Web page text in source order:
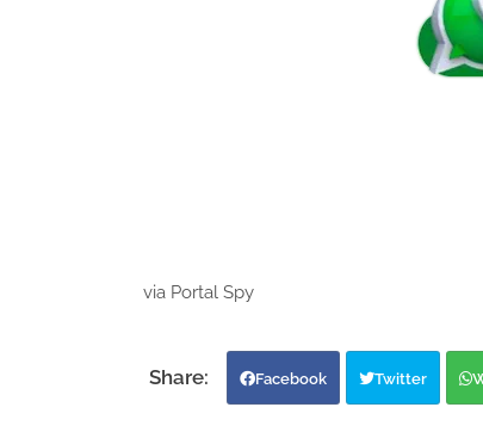
via Portal Spy
Facebook Twitter